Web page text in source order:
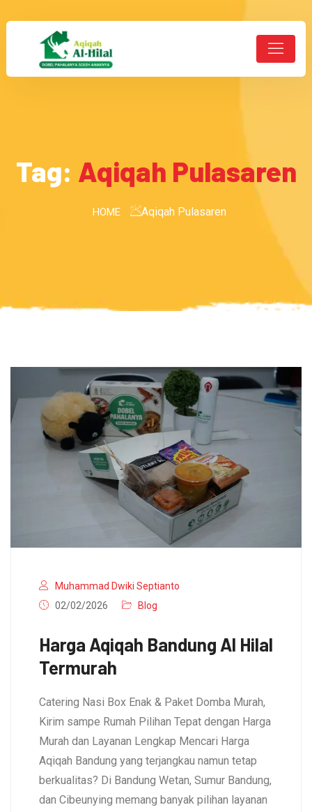
Tag: Aqiqah Pulasaren
HOME Aqiqah Pulasaren
Muhammad Dwiki Septianto
02/02/2026
Blog
Harga Aqiqah Bandung Al Hilal
Termurah
Catering Nasi Box Enak & Paket Domba Murah,
Kirim sampe Rumah Pilihan Tepat dengan Harga
Murah dan Layanan Lengkap Mencari Harga
Aqiqah Bandung yang terjangkau namun tetap
berkualitas? Di Bandung Wetan, Sumur Bandung,
dan Cibeunying memang banyak pilihan layanan